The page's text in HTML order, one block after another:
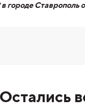
в городе
Остались